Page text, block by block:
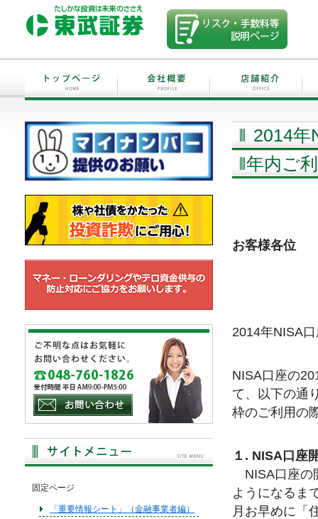
2014年
年内ご
お客様各位
2014年NISA
NISA口座の
て、以下の通
枠のご利用の
１. NISA口座
NISA口座の
ようになるま
月お早めに「
固定ページ
「重要情報シート」（金融事業者編）